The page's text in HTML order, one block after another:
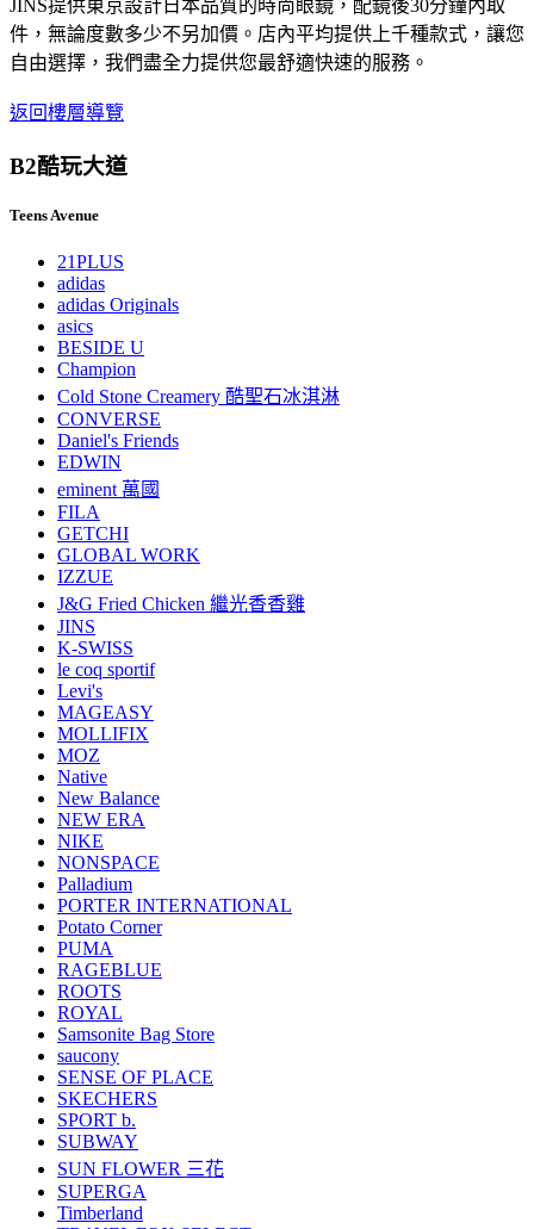
JINS提供東京設計日本品質的時尚眼鏡，配鏡後30分鐘內取
件，無論度數多少不另加價。店內平均提供上千種款式，讓您
自由選擇，我們盡全力提供您最舒適快速的服務。
返回樓層導覽
B2酷玩大道
Teens Avenue
21PLUS
adidas
adidas Originals
asics
BESIDE U
Champion
Cold Stone Creamery 酷聖石冰淇淋
CONVERSE
Daniel's Friends
EDWIN
eminent 萬國
FILA
GETCHI
GLOBAL WORK
IZZUE
J&G Fried Chicken 繼光香香雞
JINS
K-SWISS
le coq sportif
Levi's
MAGEASY
MOLLIFIX
MOZ
Native
New Balance
NEW ERA
NIKE
NONSPACE
Palladium
PORTER INTERNATIONAL
Potato Corner
PUMA
RAGEBLUE
ROOTS
ROYAL
Samsonite Bag Store
saucony
SENSE OF PLACE
SKECHERS
SPORT b.
SUBWAY
SUN FLOWER 三花
SUPERGA
Timberland